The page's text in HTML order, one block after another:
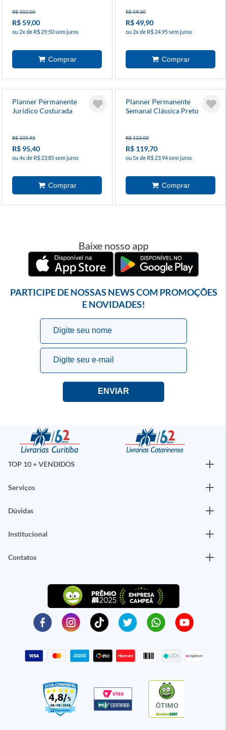
R$ 102,00
R$ 59,00
ou 2x de R$ 29,50 sem juros
R$ 59,30
R$ 49,90
ou 2x de R$ 24,95 sem juros
Planner Permanente
Jurídico Costurada
R$ 105,95
R$ 95,40
ou 4x de R$ 23,85 sem juros
Planner Permanente
Semanal Clássica Preto
R$ 133,00
R$ 119,70
ou 5x de R$ 23,94 sem juros
Baixe nosso app
PARTICIPE DE NOSSAS NEWS COM PROMOÇÕES
E NOVIDADES!
TOP 10 + VENDIDOS
Serviços
Dúvidas
Institucional
Contatos
ÓTIMO